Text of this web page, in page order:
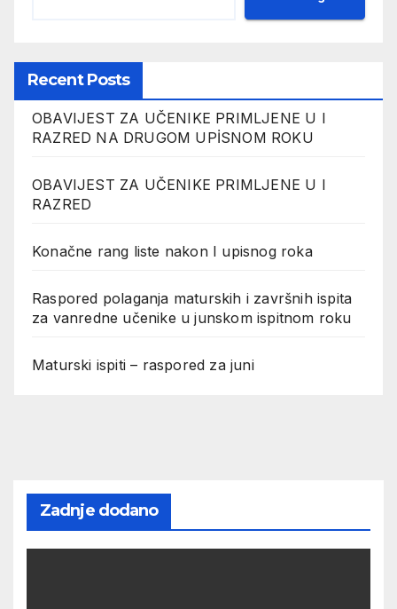
Recent Posts
OBAVIJEST ZA UČENIKE PRIMLJENE U I
RAZRED NA DRUGOM UPİSNOM ROKU
OBAVIJEST ZA UČENIKE PRIMLJENE U I
RAZRED
Konačne rang liste nakon I upisnog roka
Raspored polaganja maturskih i završnih ispita
za vanredne učenike u junskom ispitnom roku
Maturski ispiti – raspored za juni
Zadnje dodano